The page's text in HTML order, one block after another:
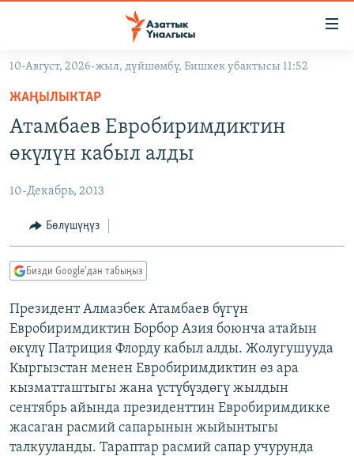
Навигацияга
өтүңүз
Издөөгө
салыңыз
КЫРГЫЗСТАН
ЭКОНОМИКА
МАДАНИЯТ
БОРБОР АЗИЯ
УКРАИНА
АТАЙЫН ИЛИКТӨӨ
ТВ ПРОГРАММАЛАР
ЭКСПЕРТТЕР ТАЛДАЙТ
БИЗ ЖАНА ДҮЙНӨ
ДАНИСТЕ
ЭЖЕ-СИҢДИЛЕР
АЗАТТЫК+
ЫҢГАЙСЫЗ СУРООЛОР
ӨЗГӨЧӨ ПИКИР
Русский
ОНЛАЙН ШЕРИНЕ
10-Август, 2026-жыл, дүйшөмбү, Бишкек убактысы 11:52
ЖАҢЫЛЫКТАР
Атамбаев Евробиримдиктин
өкүлүн кабыл алды
10-Декабрь, 2013
Бөлүшүңүз
Бизди Google'дан табыңыз
Президент Алмазбек Атамбаев бүгүн
Евробиримдиктин Борбор Азия боюнча атайын
өкүлү Патриция Флорду кабыл алды. Жолугушууда
Кыргызстан менен Евробиримдиктин өз ара
кызматташтыгы жана үстүбүздөгү жылдын
сентябрь айында президенттин Евробиримдикке
жасаган расмий сапарынын жыйынтыгы
талкууланды. Тараптар расмий сапар учурунда